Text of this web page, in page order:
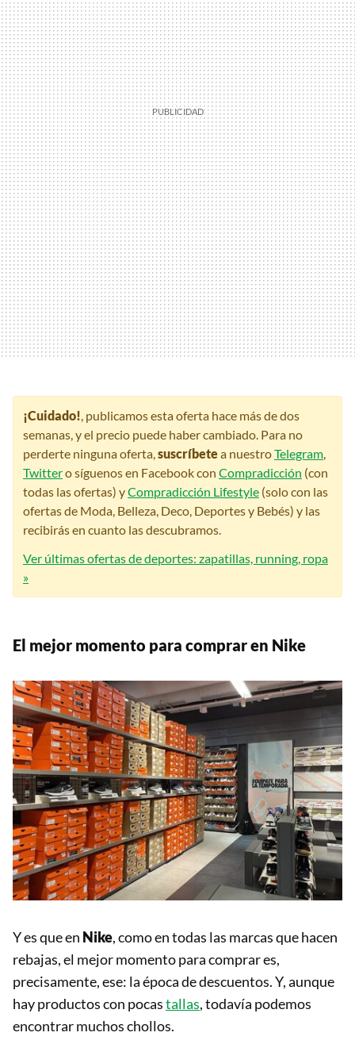
¡Cuidado!, publicamos esta oferta hace más de dos
semanas, y el precio puede haber cambiado. Para no
perderte ninguna oferta,suscríbetea nuestroTelegram,
Twittero síguenos en Facebook con Compradicción (con
todas las ofertas) yCompradicción Lifestyle (solo con las
ofertas de Moda, Belleza, Deco, Deportes y Bebés) y las
recibirás en cuanto las descubramos.
Ver últimas ofertas de deportes: zapatillas, running, ropa
»
El mejor momento para comprar en Nike
Y es que en Nike, como en todas las marcas que hacen
rebajas, el mejor momento para comprar es,
precisamente, ese: la época de descuentos. Y, aunque
hay productos con pocastallas, todavía podemos
encontrar muchos chollos.